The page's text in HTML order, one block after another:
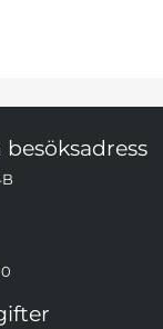
besöksadress